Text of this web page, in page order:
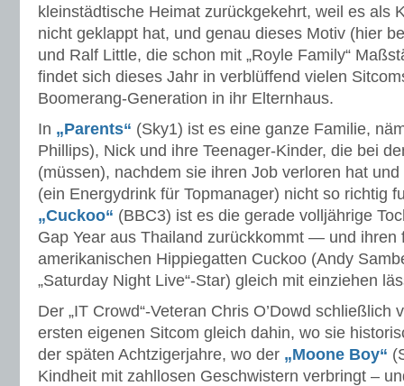
kleinstädtische Heimat zurückgekehrt, weil es als
nicht geklappt hat, und genau dieses Motiv (hier
und Ralf Little, die schon mit „Royle Family“
findet sich dieses Jahr in verblüffend vielen
Boomerang-Generation in ihr Elternhaus.
In „Parents“ (Sky1) ist es eine ganze Familie,
Phillips), Nick und ihre Teenager-Kinder, die bei
(müssen), nachdem sie ihren Job verloren hat
(ein Energydrink für Topmanager) nicht so richtig
„Cuckoo“ (BBC3) ist es die gerade volljährige
Gap Year aus Thailand zurückkommt — und ihren
amerikanischen Hippiegatten Cuckoo (Andy
„Saturday Night Live“-Star) gleich mit einziehen
Der „IT Crowd“-Veteran Chris O’Dowd schließlich
ersten eigenen Sitcom gleich dahin, wo sie
der späten Achtzigerjahre, wo der „Moone Boy“
Kindheit mit zahllosen Geschwistern verbringt –